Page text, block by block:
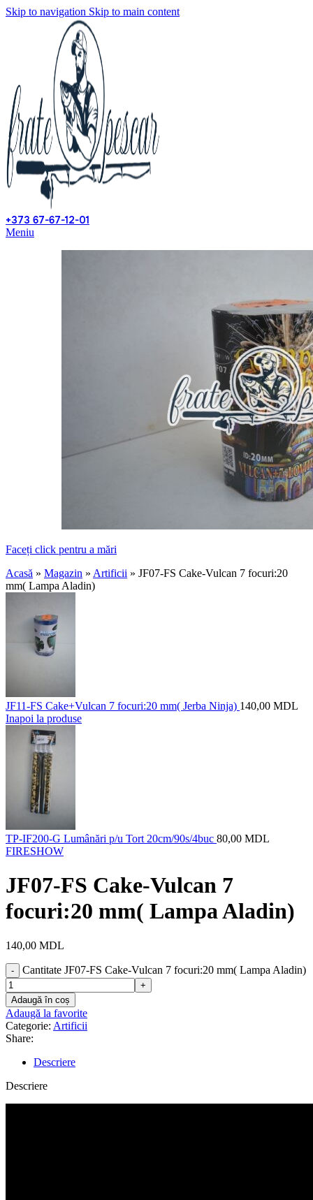
Skip to navigation Skip to main content
+373 67-67-12-01
Meniu
Faceți click pentru a mări
Acasă » Magazin » Artificii » JF07-FS Cake-Vulcan 7 focuri:20
mm( Lampa Aladin)
JF11-FS Cake+Vulcan 7 focuri:20 mm( Jerba Ninja) 140,00 MDL
Inapoi la produse
TP-IF200-G Lumânări p/u Tort 20cm/90s/4buc 80,00 MDL
FIRESHOW
JF07-FS Cake-Vulcan 7
focuri:20 mm( Lampa Aladin)
140,00 MDL
Cantitate JF07-FS Cake-Vulcan 7 focuri:20 mm( Lampa Aladin)
Adaugă în coș
Adaugă la favorite
Categorie: Artificii
Share:
Descriere
Descriere